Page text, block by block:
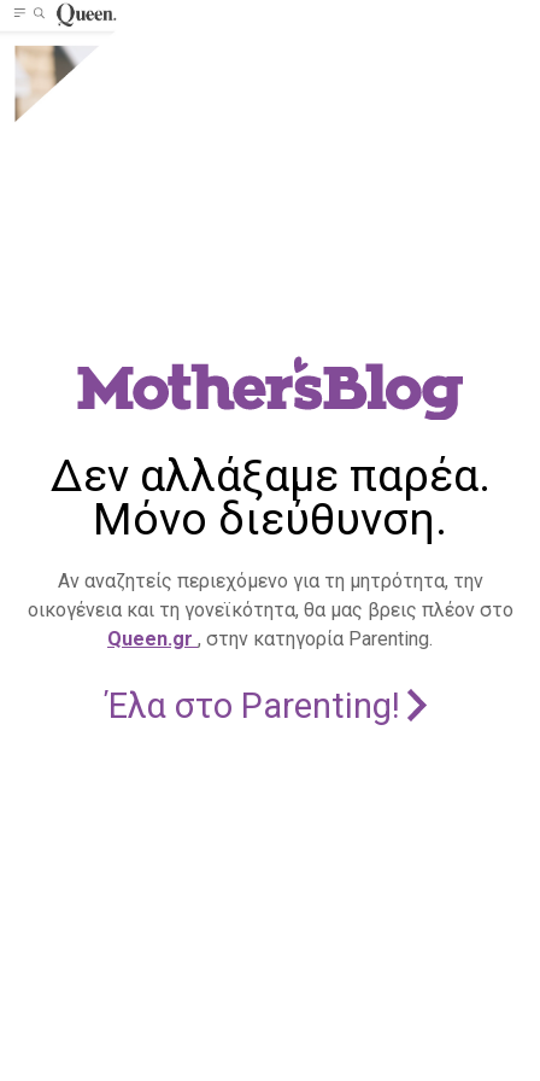
Δεν αλλάξαμε παρέα.
Μόνο διεύθυνση.
Αν αναζητείς περιεχόμενο για τη μητρότητα, την
οικογένεια και τη γονεϊκότητα, θα μας βρεις πλέον στο
Queen.gr , στην κατηγορία Parenting.
Έλα στο Parenting!